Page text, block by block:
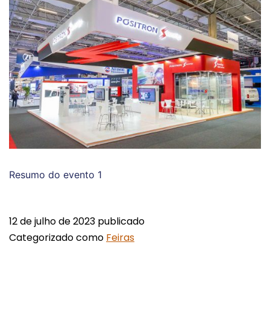
Resumo do evento 1
12 de julho de 2023 publicado
Categorizado como Feiras